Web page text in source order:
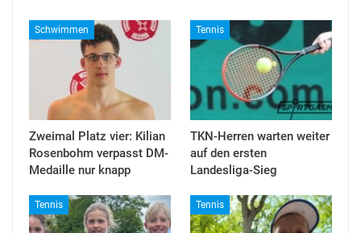
Schwimmen
Zweimal Platz vier: Kilian
Rosenbohm verpasst DM-
Medaille nur knapp
Tennis
TKN-Herren warten weiter
auf den ersten
Landesliga-Sieg
Tennis Tennis